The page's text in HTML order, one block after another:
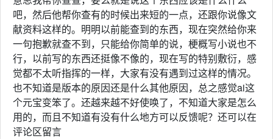
吧，然后他帮你查有的时候出来短的一点，还跟你说像文
献资料这样的。明明以前能查到的东西，现在突然给你来
一句抱歉就查不到，只能给你简单的说，梗概写小说也不
行，以前写的东西还挺像不像的，现在写的特别敷衍，感
觉都不太听指挥的一样，大家有没有遇到过这样的情况。
也不知道是版本的原因还是什么其他原因，总之感觉ai这
个元宝变笨了。还越来越不好使唤了，不知道大家是怎么
用的，而且不知道有没有什么地方可以反馈呢？还可以在
评论区留言